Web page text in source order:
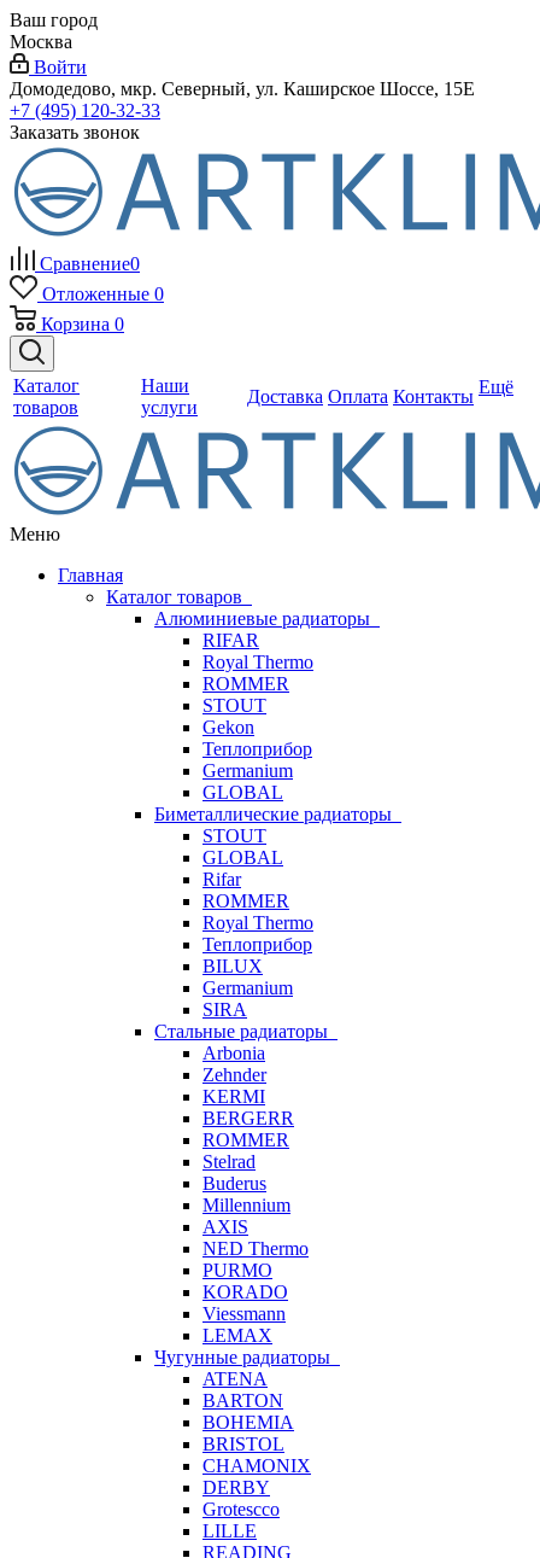
Ваш город
Москва
Войти
Домодедово, мкр. Северный, ул. Каширское Шоссе, 15Е
+7 (495) 120-32-33
Заказать звонок
Сравнение0
Отложенные 0
Корзина 0
Каталог
товаров
Наши
услуги
Доставка Оплата Контакты Ещё
Меню
Главная
Каталог товаров
Алюминиевые радиаторы
RIFAR
Royal Thermo
ROMMER
STOUT
Gekon
Теплоприбор
Germanium
GLOBAL
Биметаллические радиаторы
STOUT
GLOBAL
Rifar
ROMMER
Royal Thermo
Теплоприбор
BILUX
Germanium
SIRA
Стальные радиаторы
Arbonia
Zehnder
KERMI
BERGERR
ROMMER
Stelrad
Buderus
Millennium
AXIS
NED Thermo
PURMO
KORADO
Viessmann
LEMAX
Чугунные радиаторы
ATENA
BARTON
BOHEMIA
BRISTOL
CHAMONIX
DERBY
Grotescco
LILLE
READING